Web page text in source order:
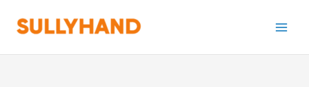
contenu